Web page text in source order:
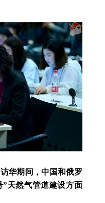
华期间，中国和俄罗
天然气管道建设方面